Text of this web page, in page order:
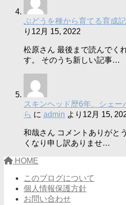
ぶどうを種から育てる育成
り 12月 15, 2022
松原さん 最後まで読んでく
す。 そのうち新しい記事…
スキンヘッド歴6年、シェ
ら に admin より 12月 15,
和哉さん コメントありがと
くなり申し訳ありませ…
HOME
このブログについて
個人情報保護方針
お問い合わせ